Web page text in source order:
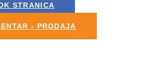
STRANICA
- PRODAJA